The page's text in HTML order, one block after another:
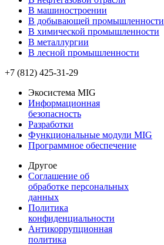
В машиностроении
В добывающей промышленности
В химической промышленности
В металлургии
В лесной промышленности
+7 (812) 425-31-29
Экосистема MIG
Информационная
безопасность
Разработки
Функциональные модули MIG
Программное обеспечение
Другое
Соглашение об
обработке персональных
данных
Политика
конфиденциальности
Антикоррупционная
политика